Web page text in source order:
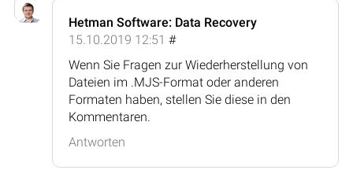
Hetman Software: Data Recovery
15.10.2019 12:51 #
Wenn Sie Fragen zur Wiederherstellung von
Dateien im .MJS-Format oder anderen
Formaten haben, stellen Sie diese in den
Kommentaren.
Antworten